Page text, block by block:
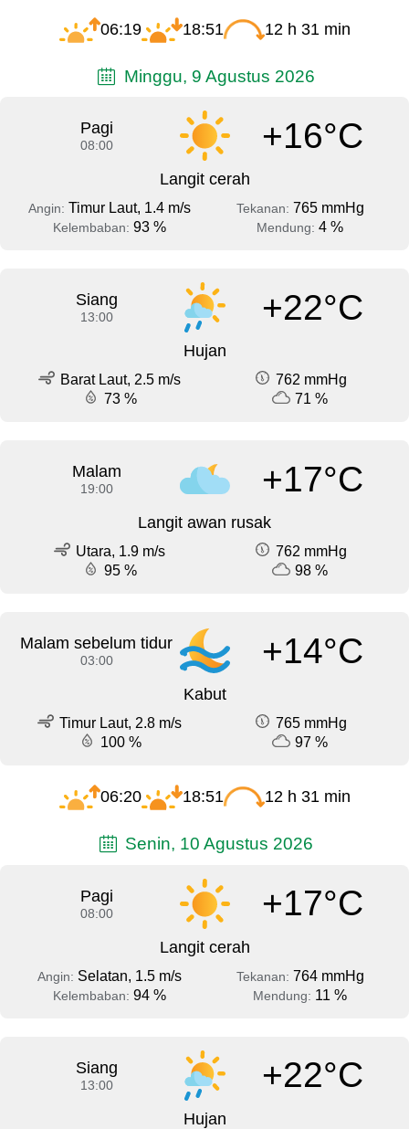
06:19 18:51 12 h 31 min
Minggu, 9 Agustus 2026
Pagi
08:00 +16°C
Langit cerah
Angin: Timur Laut, 1.4 m/s Tekanan: 765 mmHg
Kelembaban: 93 % Mendung: 4 %
Siang
13:00 +22°C
Hujan
Barat Laut, 2.5 m/s
762 mmHg
73 %
71 %
Malam
19:00 +17°C
Langit awan rusak
Utara, 1.9 m/s
762 mmHg
95 %
98 %
Malam sebelum tidur
03:00 +14°C
Kabut
Timur Laut, 2.8 m/s
765 mmHg
100 %
97 %
06:20 18:51 12 h 31 min
Senin, 10 Agustus 2026
Pagi
08:00 +17°C
Langit cerah
Angin: Selatan, 1.5 m/s Tekanan: 764 mmHg
Kelembaban: 94 % Mendung: 11 %
Siang
13:00 +22°C
Hujan